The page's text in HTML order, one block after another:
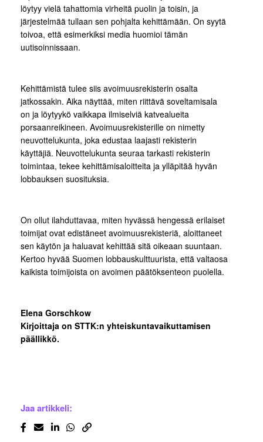
löytyy vielä tahattomia virheitä puolin ja toisin, ja
järjestelmää tullaan sen pohjalta kehittämään. On syytä
toivoa, että esimerkiksi media huomioi tämän
uutisoinnissaan.
Kehittämistä tulee siis avoimuusrekisterin osalta
jatkossakin. Aika näyttää, miten riittävä soveltamisala
on ja löytyykö vaikkapa ilmiselviä katvealueita
porsaanreikineen. Avoimuusrekisterille on nimetty
neuvottelukunta, joka edustaa laajasti rekisterin
käyttäjiä. Neuvottelukunta seuraa tarkasti rekisterin
toimintaa, tekee kehittämisaloitteita ja ylläpitää hyvän
lobbauksen suosituksia.
On ollut ilahduttavaa, miten hyvässä hengessä erilaiset
toimijat ovat edistäneet avoimuusrekisteriä, aloittaneet
sen käytön ja haluavat kehittää sitä oikeaan suuntaan.
Kertoo hyvää Suomen lobbauskulttuurista, että valtaosa
kaikista toimijoista on avoimen päätöksenteon puolella.
Elena Gorschkow
Kirjoittaja on STTK:n yhteiskuntavaikuttamisen
päällikkö.
Jaa artikkeli: